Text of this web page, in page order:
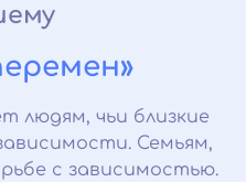
людям, чьи близкие
Семьям,
с зависимостью.